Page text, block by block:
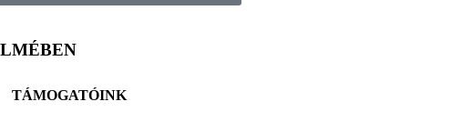
TÁMOGATÓINK